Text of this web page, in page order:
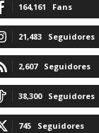
164,161 Fans
21,483 Seguidores
2,607 Seguidores
38,300 Seguidores
745 Seguidores